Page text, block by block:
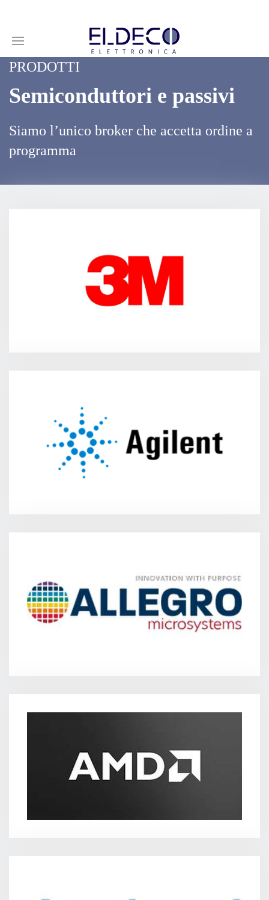
PRODOTTI
Semiconduttori e passivi
Siamo l’unico broker che accetta ordine a
programma